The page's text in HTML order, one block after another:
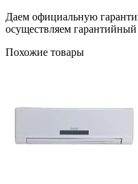
Даем официальную
осуществляем
Похожие товары